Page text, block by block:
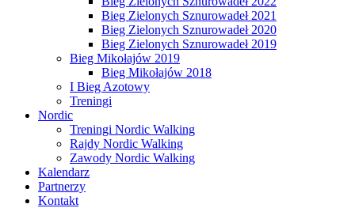
Bieg Zielonych Sznurowadeł 2021
Bieg Zielonych Sznurowadeł 2020
Bieg Zielonych Sznurowadeł 2019
Bieg Mikołajów 2019
Bieg Mikołajów 2018
I Bieg Azotowy
Treningi
Nordic
Treningi Nordic Walking
Rajdy Nordic Walking
Zawody Nordic Walking
Kalendarz
Partnerzy
Kontakt